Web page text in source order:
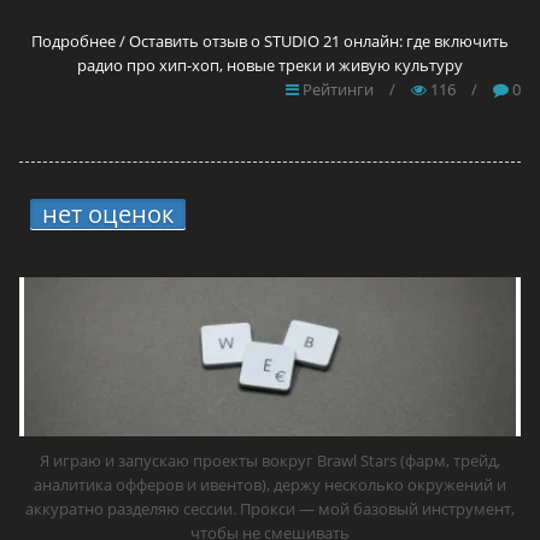
Подробнее / Оставить отзыв о STUDIO 21 онлайн: где включить
радио про хип-хоп, новые треки и живую культуру
Рейтинги
/ 116 / 0
нет оценок
Я играю и запускаю проекты вокруг Brawl Stars (фарм, трейд,
аналитика офферов и ивентов), держу несколько окружений и
аккуратно разделяю сессии. Прокси — мой базовый инструмент,
чтобы не смешивать